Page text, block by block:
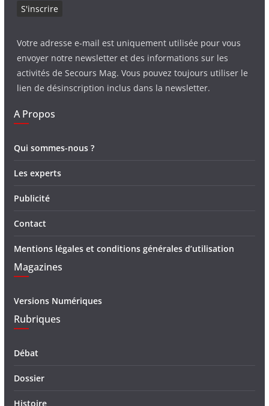
Votre adresse e-mail est uniquement utilisée pour vous
envoyer notre newsletter et des informations sur les
activités de Secours Mag. Vous pouvez toujours utiliser le
lien de désinscription inclus dans la newsletter.
A Propos
Qui sommes-nous ?
Les experts
Publicité
Contact
Mentions légales et conditions générales d’utilisation
Magazines
Versions Numériques
Rubriques
Débat
Dossier
Histoire